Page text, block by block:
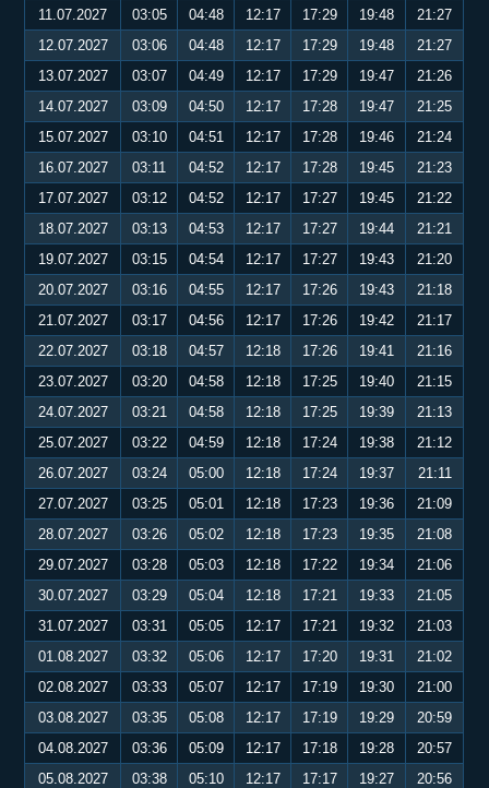
11.07.2027
03:05 04:48 12:17 17:29 19:48
21:27
12.07.2027
03:06 04:48 12:17 17:29 19:48
21:27
13.07.2027
03:07 04:49 12:17 17:29 19:47
21:26
14.07.2027
03:09 04:50 12:17 17:28 19:47
21:25
15.07.2027
03:10 04:51 12:17 17:28 19:46
21:24
16.07.2027
03:11 04:52 12:17 17:28 19:45
21:23
17.07.2027
03:12 04:52 12:17 17:27 19:45
21:22
18.07.2027
03:13 04:53 12:17 17:27 19:44
21:21
19.07.2027
03:15 04:54 12:17 17:27 19:43
21:20
20.07.2027
03:16 04:55 12:17 17:26 19:43
21:18
21.07.2027
03:17 04:56 12:17 17:26 19:42
21:17
22.07.2027
03:18 04:57 12:18 17:26 19:41
21:16
23.07.2027
03:20 04:58 12:18 17:25 19:40
21:15
24.07.2027
03:21 04:58 12:18 17:25 19:39
21:13
25.07.2027
03:22 04:59 12:18 17:24 19:38
21:12
26.07.2027
03:24 05:00 12:18 17:24 19:37
21:11
27.07.2027
03:25 05:01 12:18 17:23 19:36
21:09
28.07.2027
03:26 05:02 12:18 17:23 19:35
21:08
29.07.2027
03:28 05:03 12:18 17:22 19:34
21:06
30.07.2027
03:29 05:04 12:18 17:21 19:33
21:05
31.07.2027
03:31 05:05 12:17 17:21 19:32
21:03
01.08.2027
03:32 05:06 12:17 17:20 19:31
21:02
02.08.2027
03:33 05:07 12:17 17:19 19:30
21:00
03.08.2027
03:35 05:08 12:17 17:19 19:29
20:59
04.08.2027
03:36 05:09 12:17 17:18 19:28
20:57
05.08.2027
03:38 05:10 12:17 17:17 19:27
20:56